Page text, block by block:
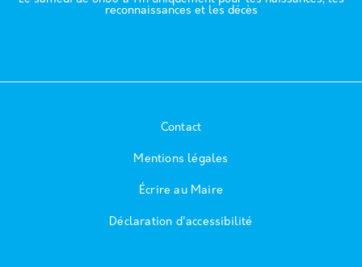
reconnaissances et les décès
Contact
Mentions légales
Écrire au Maire
Déclaration d'accessibilité